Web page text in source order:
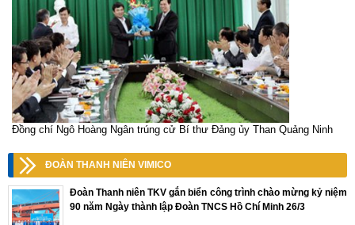
Đồng chí Ngô Hoàng Ngân trúng cử Bí thư Đảng ủy Than Quảng Ninh
ĐOÀN THANH NIÊN VIMICO
Đoàn Thanh niên TKV gắn biển công trình chào mừng kỷ niệm
90 năm Ngày thành lập Đoàn TNCS Hồ Chí Minh 26/3